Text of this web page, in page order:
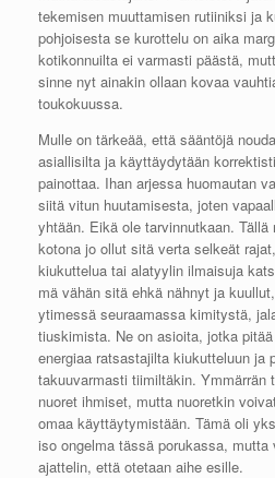
tekemisen muuttamisen rutiiniksi ja
pohjoisesta se kurottelu on aika
kotikonnuilta ei varmasti päästä,
sinne nyt ainakin ollaan kovaa
toukokuussa.
Mulle on tärkeää, että sääntöjä
asiallisilta ja käyttäydytään
painottaa. Ihan arjessa huomautan
siitä vitun huutamisesta, joten
yhtään. Eikä ole tarvinnutkaan.
kotona jo ollut sitä verta selkeät
kiukuttelua tai alatyylin ilmaisuja
mä vähän sitä ehkä nähnyt ja
ytimessä seuraamassa kimitystä,
tiuskimista. Ne on asioita, jotka
energiaa ratsastajilta kiukutteluun
takuuvarmasti tiimiltäkin. Ymmärrän
nuoret ihmiset, mutta nuoretkin
omaa käyttäytymistään. Tämä oli
iso ongelma tässä porukassa,
ajattelin, että otetaan aihe esille.